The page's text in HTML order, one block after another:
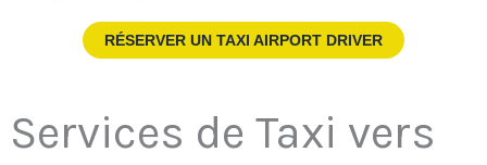
RÉSERVER UN TAXI AIRPORT DRIVER
Services de Taxi vers